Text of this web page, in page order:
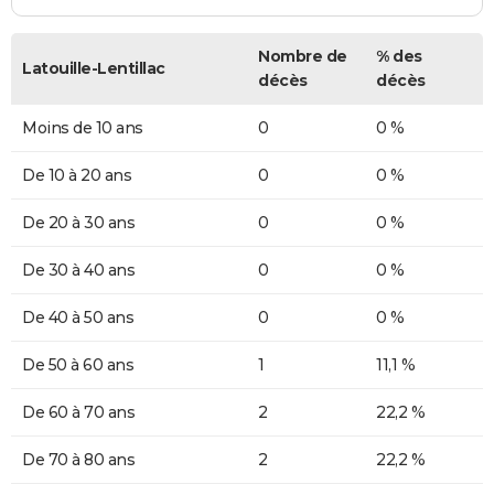
Latouille-Lentillac
Nombre de
décès
% des
décès
Moins de 10 ans 0 0 %
De 10 à 20 ans 0 0 %
De 20 à 30 ans 0 0 %
De 30 à 40 ans 0 0 %
De 40 à 50 ans 0 0 %
De 50 à 60 ans 1 11,1 %
De 60 à 70 ans 2 22,2 %
De 70 à 80 ans 2 22,2 %